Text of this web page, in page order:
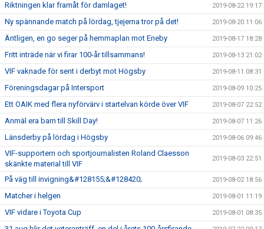
Riktningen klar framåt för damlaget! 2019-08-22 19:17
Ny spännande match på lördag, tjejerna tror på det! 2019-08-20 11:06
Äntligen, en go seger på hemmaplan mot Eneby 2019-08-17 18:28
Fritt inträde när vi firar 100-år tillsammans! 2019-08-13 21:02
VIF vaknade för sent i derbyt mot Högsby 2019-08-11 08:31
Föreningsdagar på Intersport 2019-08-09 10:25
Ett OAIK med flera nyförvärv i startelvan körde över VIF 2019-08-07 22:52
Anmäl era barn till Skill Day! 2019-08-07 11:26
Länsderby på lördag i Högsby 2019-08-06 09:46
VIF-supportern och sportjournalisten Roland Claesson
skänkte material till VIF
2019-08-03 22:51
På väg till invigning&#128155;&#128420; 2019-08-02 18:56
Matcher i helgen 2019-08-01 11:19
VIF vidare i Toyota Cup 2019-08-01 08:35